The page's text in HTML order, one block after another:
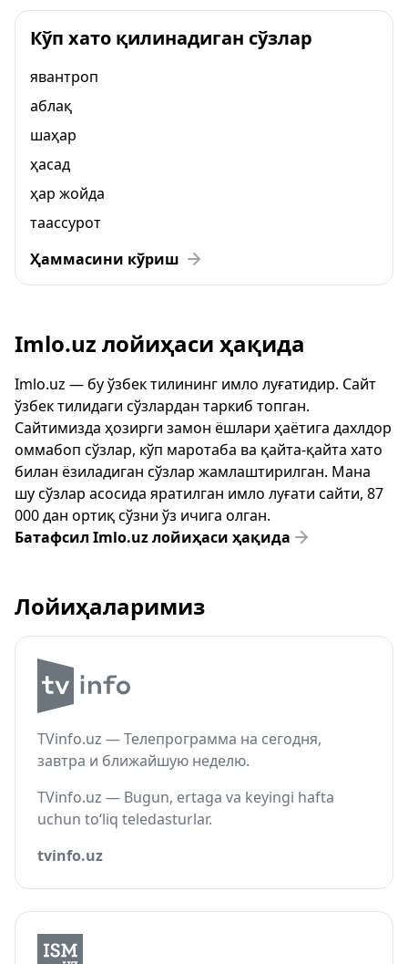
Кўп хато қилинадиган сўзлар
явантроп
аблақ
шаҳар
ҳасад
ҳар жойда
таассурот
Ҳаммасини кўриш
Imlo.uz лойиҳаси ҳақида
Imlo.uz — бу ўзбек тилининг имло луғатидир. Сайт
ўзбек тилидаги сўзлардан таркиб топган.
Сайтимизда ҳозирги замон ёшлари ҳаётига дахлдор
оммабоп сўзлар, кўп маротаба ва қайта-қайта хато
билан ёзиладиган сўзлар жамлаштирилган. Мана
шу сўзлар асосида яратилган имло луғати сайти, 87
000 дан ортиқ сўзни ўз ичига олган.
Батафсил Imlo.uz лойиҳаси ҳақида
Лойиҳаларимиз
TVinfo.uz — Телепрограмма на сегодня,
завтра и ближайшую неделю.
TVinfo.uz — Bugun, ertaga va keyingi hafta
uchun to‘liq teledasturlar.
tvinfo.uz